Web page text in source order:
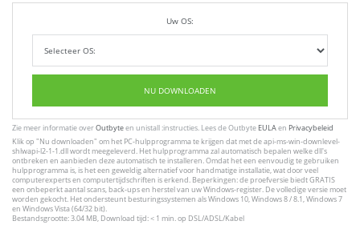
Uw OS:
NU DOWNLOADEN
Zie meer informatie overOutbyteen unistall :instructies. Lees de Outbyte EULAen Privacybeleid
Klik op "Nu downloaden" om het PC-hulpprogramma te krijgen dat met de api-ms-win-downlevel-
shlwapi-l2-1-1.dll wordt meegeleverd. Het hulpprogramma zal automatisch bepalen welke dll's
ontbreken en aanbieden deze automatisch te installeren. Omdat het een eenvoudig te gebruiken
hulpprogramma is, is het een geweldig alternatief voor handmatige installatie, wat door veel
computerexperts en computertijdschriften is erkend. Beperkingen: de proefversie biedt GRATIS
een onbeperkt aantal scans, back-ups en herstel van uw Windows-register. De volledige versie moet
worden gekocht. Het ondersteunt besturingssystemen als Windows 10, Windows 8 / 8.1, Windows 7
en Windows Vista (64/32 bit).
Bestandsgrootte: 3.04 MB, Download tijd: < 1 min. op DSL/ADSL/Kabel